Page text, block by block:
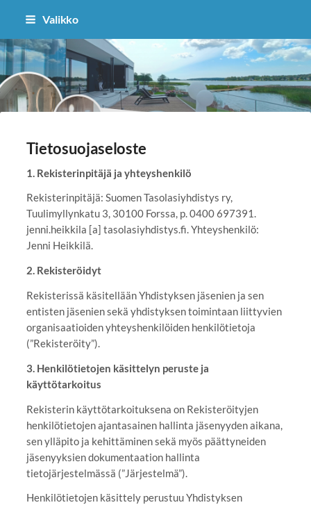
Siirry
sisältöön
Valikko
Suomen Tasolasiyhdistys ry
Tietosuojaseloste
1. Rekisterinpitäjä ja yhteyshenkilö
Rekisterinpitäjä: Suomen Tasolasiyhdistys ry,
Tuulimyllynkatu 3, 30100 Forssa, p. 0400 697391.
jenni.heikkila [a] tasolasiyhdistys.fi. Yhteyshenkilö:
Jenni Heikkilä.
2. Rekisteröidyt
Rekisterissä käsitellään Yhdistyksen jäsenien ja sen
entisten jäsenien sekä yhdistyksen toimintaan liittyvien
organisaatioiden yhteyshenkilöiden henkilötietoja
(”Rekisteröity”).
3. Henkilötietojen käsittelyn peruste ja
käyttötarkoitus
Rekisterin käyttötarkoituksena on Rekisteröityjen
henkilötietojen ajantasainen hallinta jäsenyyden aikana,
sen ylläpito ja kehittäminen sekä myös päättyneiden
jäsenyyksien dokumentaation hallinta
tietojärjestelmässä (”Järjestelmä”).
Henkilötietojen käsittely perustuu Yhdistyksen